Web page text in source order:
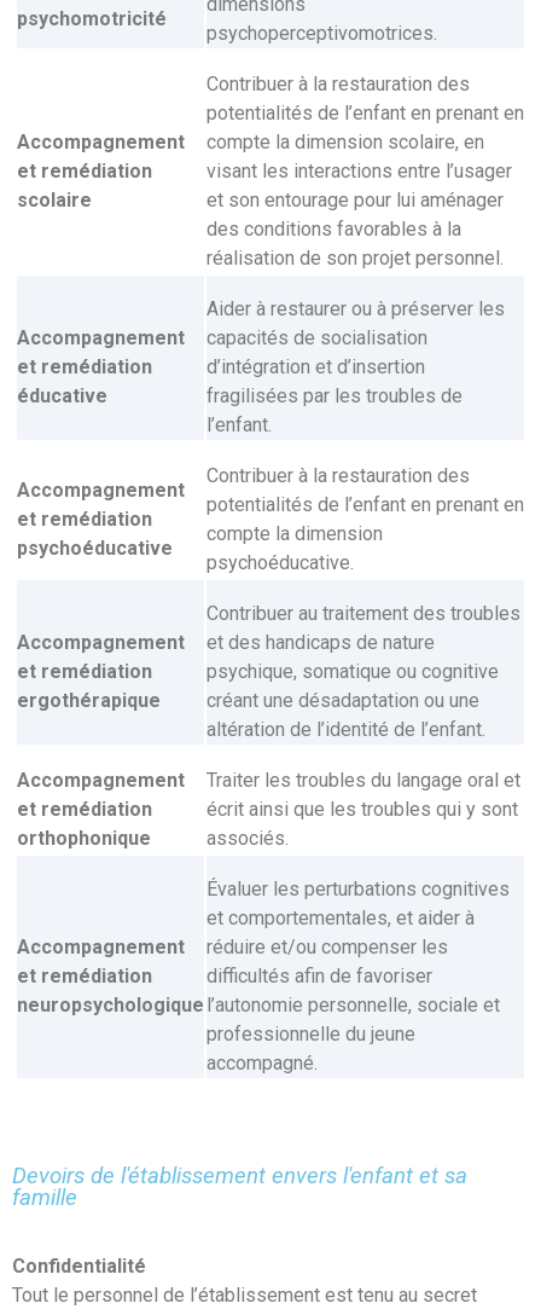
psychomotricité
psychoperceptivomotrices.
Accompagnement
et remédiation
scolaire
Contribuer à la restauration des
potentialités de l’enfant en prenant en
compte la dimension scolaire, en
visant les interactions entre l’usager
et son entourage pour lui aménager
des conditions favorables à la
réalisation de son projet personnel.
Accompagnement
et remédiation
éducative
Aider à restaurer ou à préserver les
capacités de socialisation
d’intégration et d’insertion
fragilisées par les troubles de
l’enfant.
Accompagnement
et remédiation
psychoéducative
Contribuer à la restauration des
potentialités de l’enfant en prenant en
compte la dimension
psychoéducative.
Accompagnement
et remédiation
ergothérapique
Contribuer au traitement des troubles
et des handicaps de nature
psychique, somatique ou cognitive
créant une désadaptation ou une
altération de l’identité de l’enfant.
Accompagnement
et remédiation
orthophonique
Traiter les troubles du langage oral et
écrit ainsi que les troubles qui y sont
associés.
Accompagnement
et remédiation
neuropsychologique
Évaluer les perturbations cognitives
et comportementales, et aider à
réduire et/ou compenser les
difficultés afin de favoriser
l’autonomie personnelle, sociale et
professionnelle du jeune
accompagné.
Devoirs de l'établissement envers l'enfant et sa
famille
Confidentialité
Tout le personnel de l’établissement est tenu au secret